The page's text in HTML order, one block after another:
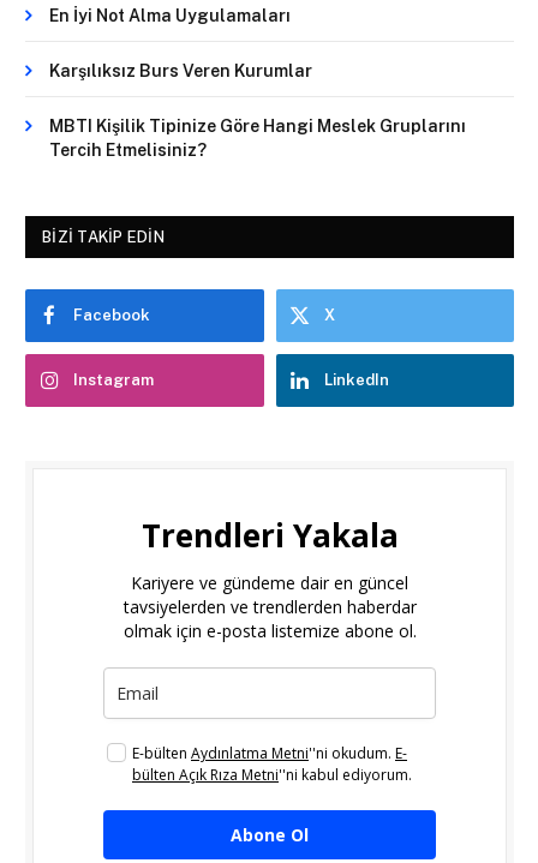
En İyi Not Alma Uygulamaları
Karşılıksız Burs Veren Kurumlar
MBTI Kişilik Tipinize Göre Hangi Meslek Gruplarını
Tercih Etmelisiniz?
BIZI TAKIP EDIN
Facebook X
Instagram LinkedIn
Trendleri Yakala
Kariyere ve gündeme dair en güncel
tavsiyelerden ve trendlerden haberdar
olmak için e-posta listemize abone ol.
E-bülten Aydınlatma Metni''ni okudum. E-
bülten Açık Rıza Metni''ni kabul ediyorum.
Abone Ol